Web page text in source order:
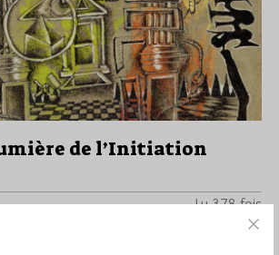
de l’Initiation
Lu 378 fois